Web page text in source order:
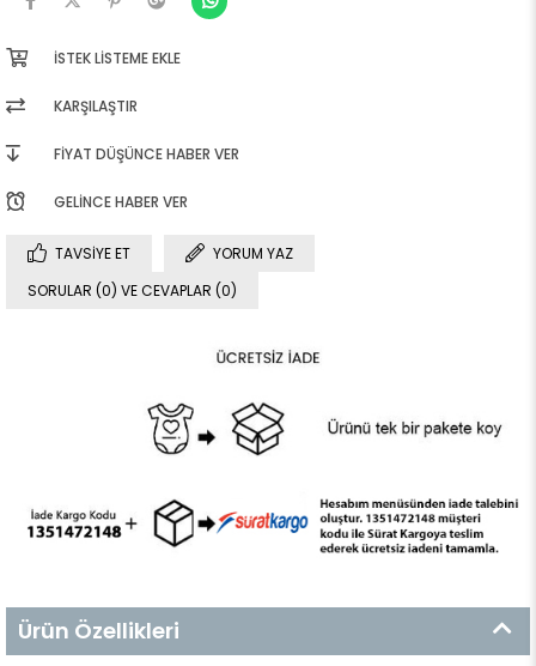
İSTEK LISTEME EKLE
KARŞILAŞTIR
FIYAT DÜŞÜNCE HABER VER
GELINCE HABER VER
TAVSIYE ET
YORUM YAZ
SORULAR (0) VE CEVAPLAR (0)
Ürün Özellikleri